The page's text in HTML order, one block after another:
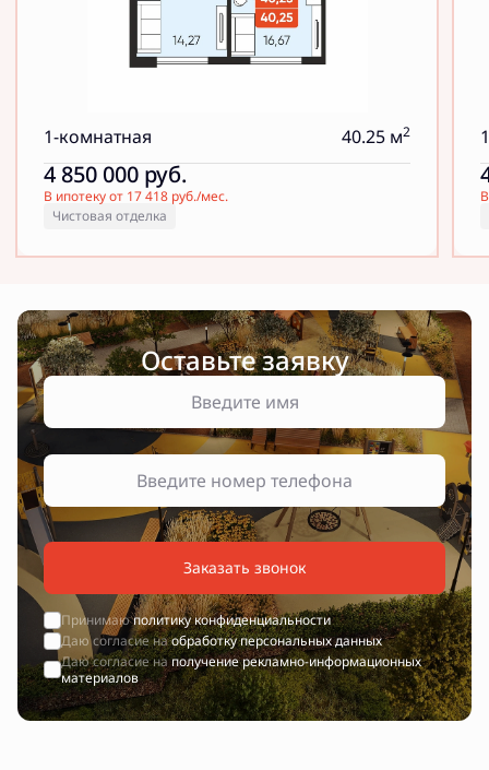
1-комнатная 40.25 м2
4 850 000 руб.
В ипотеку от 17 418 руб./мес.
Чистовая отделка
Оставьте заявку
Заказать звонок
Принимаюполитику конфиденциальности
Даю согласие наобработку персональных данных
Даю согласие наполучение рекламно-информационных
материалов